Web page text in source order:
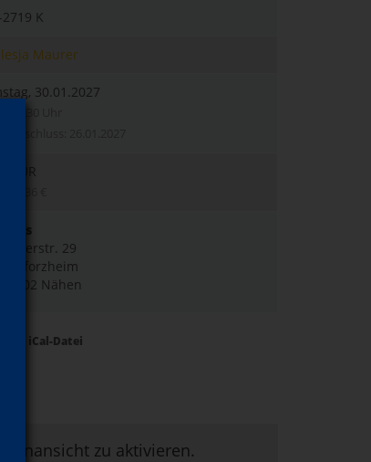
K
Maurer
30.01.2027
EUR
29
Pforzheim
302 Nähen
als iCal-Datei
zu aktivieren.